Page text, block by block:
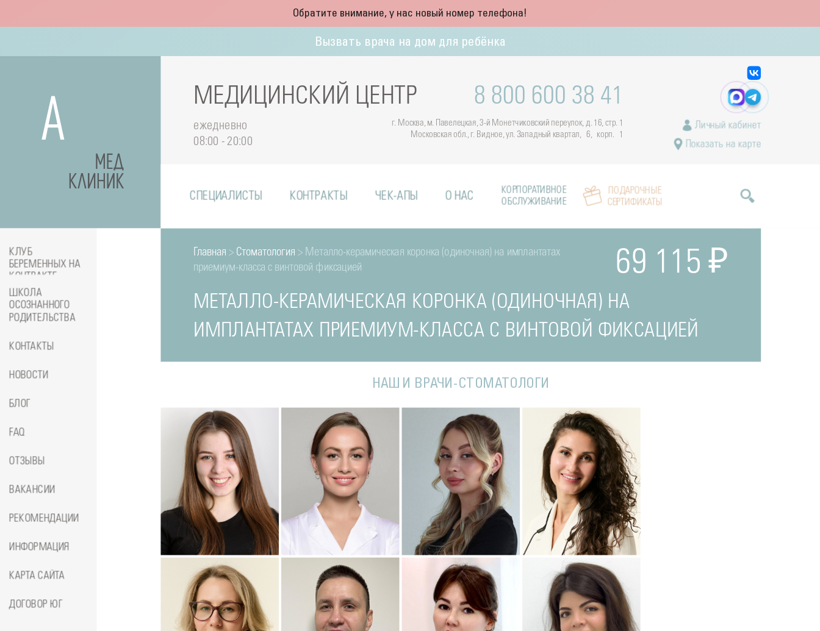
Обратите внимание, у нас новый номер телефона!
Вызвать врача на дом для ребёнка
МЕДИЦИНСКИЙ ЦЕНТР 8 800 600 38 41
г. Москва, м. Павелецкая, 3-й Монетчиковский переулок, д. 16, стр. 1
Московская обл., г. Видное, ул. Западный квартал, 6, корп. 1
ежедневно
08:00 - 20:00
Личный кабинет
Показать на карте
СПЕЦИАЛИСТЫ КОНТРАКТЫ ЧЕК-АПЫ О НАС
КОРПОРАТИВНОЕ
ОБСЛУЖИВАНИЕ
ПОДАРОЧНЫЕ
СЕРТИФИКАТЫ
КЛУБ
БЕРЕМЕННЫХ НА
КОНТРАКТЕ
ШКОЛА
ОСОЗНАННОГО
РОДИТЕЛЬСТВА
КОНТАКТЫ
НОВОСТИ
БЛОГ
FAQ
ОТЗЫВЫ
ВАКАНСИИ
РЕКОМЕНДАЦИИ
ИНФОРМАЦИЯ
КАРТА САЙТА
ДОГОВОР ЮГ
69 115 ₽
Главная > Стоматология > Металло-керамическая коронка (одиночная) на имплантатах
приемиум-класса с винтовой фиксацией
МЕТАЛЛО-КЕРАМИЧЕСКАЯ КОРОНКА (ОДИНОЧНАЯ) НА
ИМПЛАНТАТАХ ПРИЕМИУМ-КЛАССА С ВИНТОВОЙ ФИКСАЦИЕЙ
НАШИ ВРАЧИ-СТОМАТОЛОГИ
Подробнее
Джумаева
Амина
Стоматолог-ортопед
Подробнее
о Наталья
Соколовская
Стоматолог-терапевт
Подробнеео Полина
Соколовская
Стоматолог-терапевт
Подробнеео
Прохорова
Анастасия
Стоматолог-терапевт